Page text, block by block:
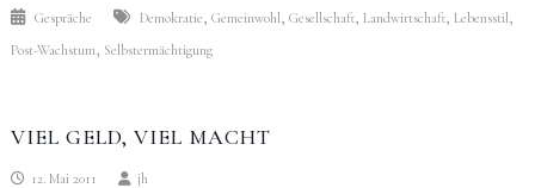
Gespräche Demokratie, Gemeinwohl , Gesellschaft, Landwirtschaft, Lebensstil ,
Post-Wachstum, Selbstermächtigung
VIEL GELD, VIEL MACHT
12. Mai 2011 jh